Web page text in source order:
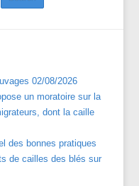
02/08/2026
un moratoire sur la
dont la caille
des bonnes pratiques
de cailles des blés sur